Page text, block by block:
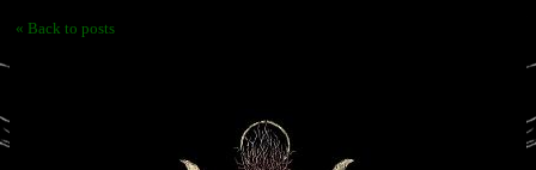
« Back to posts